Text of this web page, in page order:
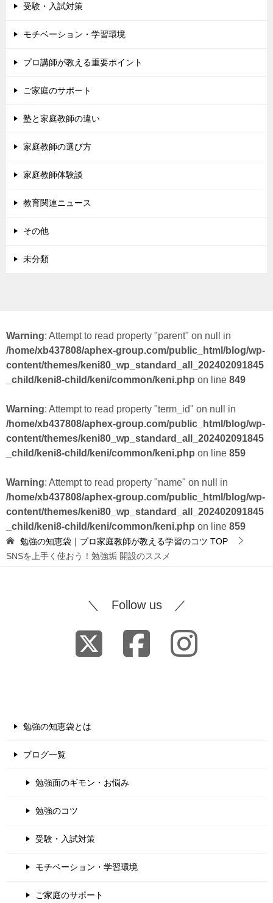
受験・入試対策
モチベーション・学習環境
プロ講師が教える重要ポイント
ご家庭のサポート
塾と家庭教師の違い
家庭教師の選び方
家庭教師体験談
教育関連ニュース
その他
未分類
Warning: Attempt to read property "parent" on null in
/home/xb437808/aphex-group.com/public_html/blog/wp-
content/themes/keni80_wp_standard_all_202402091845
_child/keni8-child/keni/common/keni.php on line 849
Warning: Attempt to read property "term_id" on null in
/home/xb437808/aphex-group.com/public_html/blog/wp-
content/themes/keni80_wp_standard_all_202402091845
_child/keni8-child/keni/common/keni.php on line 859
Warning: Attempt to read property "name" on null in
/home/xb437808/aphex-group.com/public_html/blog/wp-
content/themes/keni80_wp_standard_all_202402091845
_child/keni8-child/keni/common/keni.php on line 859
勉強の知恵袋｜プロ家庭教師が教える学習のコツ TOP
SNSを上手く使おう！勉強垢 開設のススメ
＼ Follow us ／
勉強の知恵袋とは
ブログ一覧
勉強面のギモン・お悩み
勉強のコツ
受験・入試対策
モチベーション・学習環境
ご家庭のサポート